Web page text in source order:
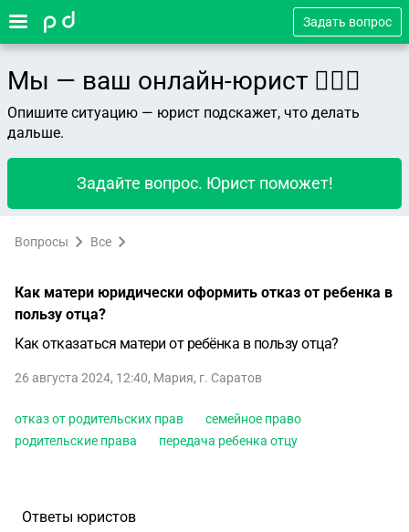
Задать вопрос
Мы — ваш онлайн-юрист 👨🏻‍⚖️
Опишите ситуацию — юрист подскажет, что делать
дальше.
Задайте вопрос. Юрист поможет!
Вопросы Все
Как матери юридически оформить отказ от ребенка в
пользу отца?
Как отказаться матери от ребёнка в пользу отца?
26 августа 2024, 12:40, Мария, г. Саратов
отказ от родительских прав
семейное право
родительские права
передача ребенка отцу
Ответы юристов